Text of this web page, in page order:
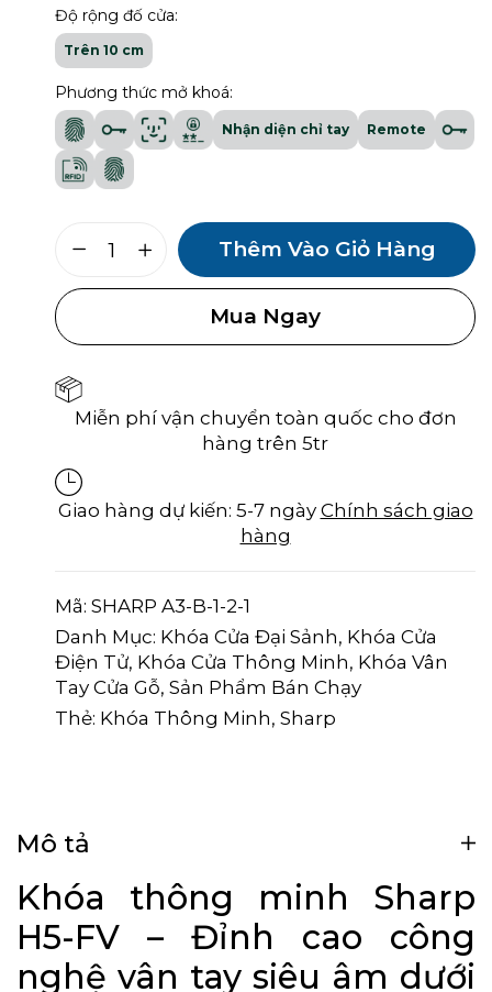
Độ rộng đố cửa:
Trên 10 cm
Phương thức mở khoá:
Nhận diện chỉ tay Remote
Thêm Vào Giỏ Hàng
Mua Ngay
Miễn phí vận chuyển toàn quốc cho đơn
hàng trên 5tr
Giao hàng dự kiến: 5-7 ngày Chính sách giao
hàng
Mã: SHARP A3-B-1-2-1
Danh Mục: Khóa Cửa Đại Sảnh, Khóa Cửa
Điện Tử, Khóa Cửa Thông Minh, Khóa Vân
Tay Cửa Gỗ, Sản Phẩm Bán Chạy
Thẻ: Khóa Thông Minh, Sharp
Mô tả
Khóa thông minh Sharp
H5-FV – Đỉnh cao công
nghệ vân tay siêu âm dưới
web trong trình duyệt này cho
lần bình luận kế tiếp của tôi.